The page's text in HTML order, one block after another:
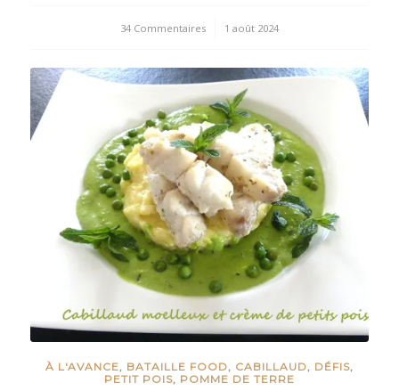
34 Commentaires
/ 1 août 2024
À L'AVANCE, BATAILLE FOOD, CABILLAUD, DÉFIS,
PETIT POIS, POMME DE TERRE